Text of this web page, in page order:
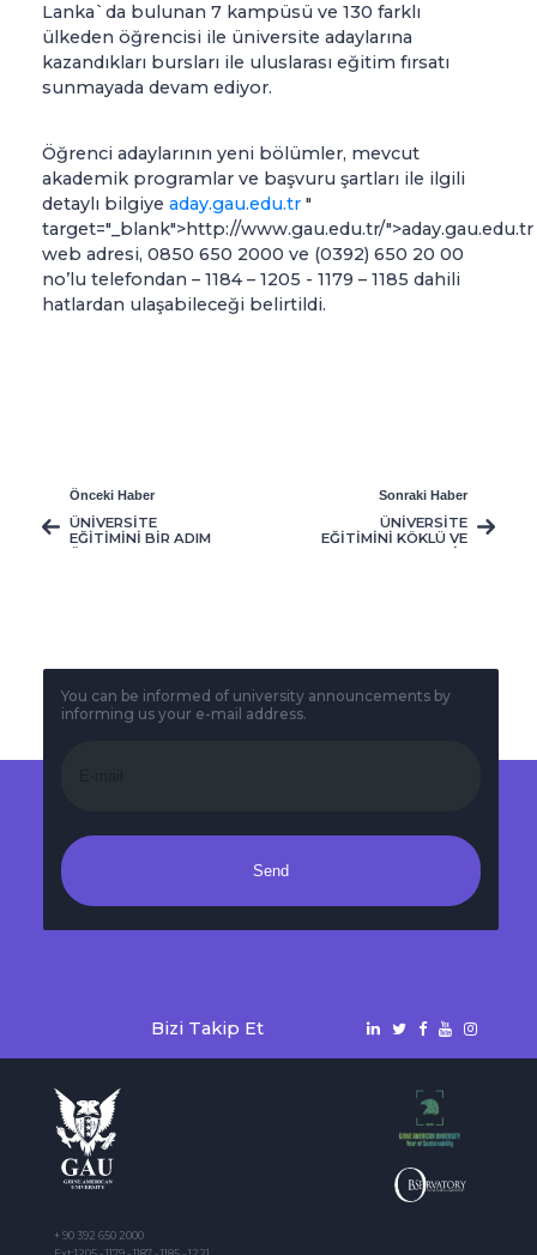
Lanka`da bulunan 7 kampüsü ve 130 farklı
ülkeden öğrencisi ile üniversite adaylarına
kazandıkları bursları ile uluslarası eğitim fırsatı
sunmayada devam ediyor.
Öğrenci adaylarının yeni bölümler, mevcut
akademik programlar ve başvuru şartları ile ilgili
detaylı bilgiye aday.gau.edu.tr "
target="_blank">http://www.gau.edu.tr/">aday.gau.edu.tr
web adresi, 0850 650 2000 ve (0392) 650 20 00
no’lu telefondan – 1184 – 1205 - 1179 – 1185 dahili
hatlardan ulaşabileceği belirtildi.
Önceki Haber
ÜNİVERSİTE
EĞİTİMİNİ BİR ADIM
Sonraki Haber
ÜNİVERSİTE
EĞİTİMİNİ KÖKLÜ VE
You can be informed of university announcements by
informing us your e-mail address.
Send
Bizi Takip Et
+ 90 392 650 2000